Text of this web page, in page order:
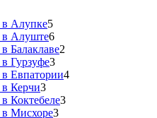
Алупке5
в Алуште6
Балаклаве2
Гурзуфе3
Евпатории4
Керчи3
Коктебеле3
Мисхоре3